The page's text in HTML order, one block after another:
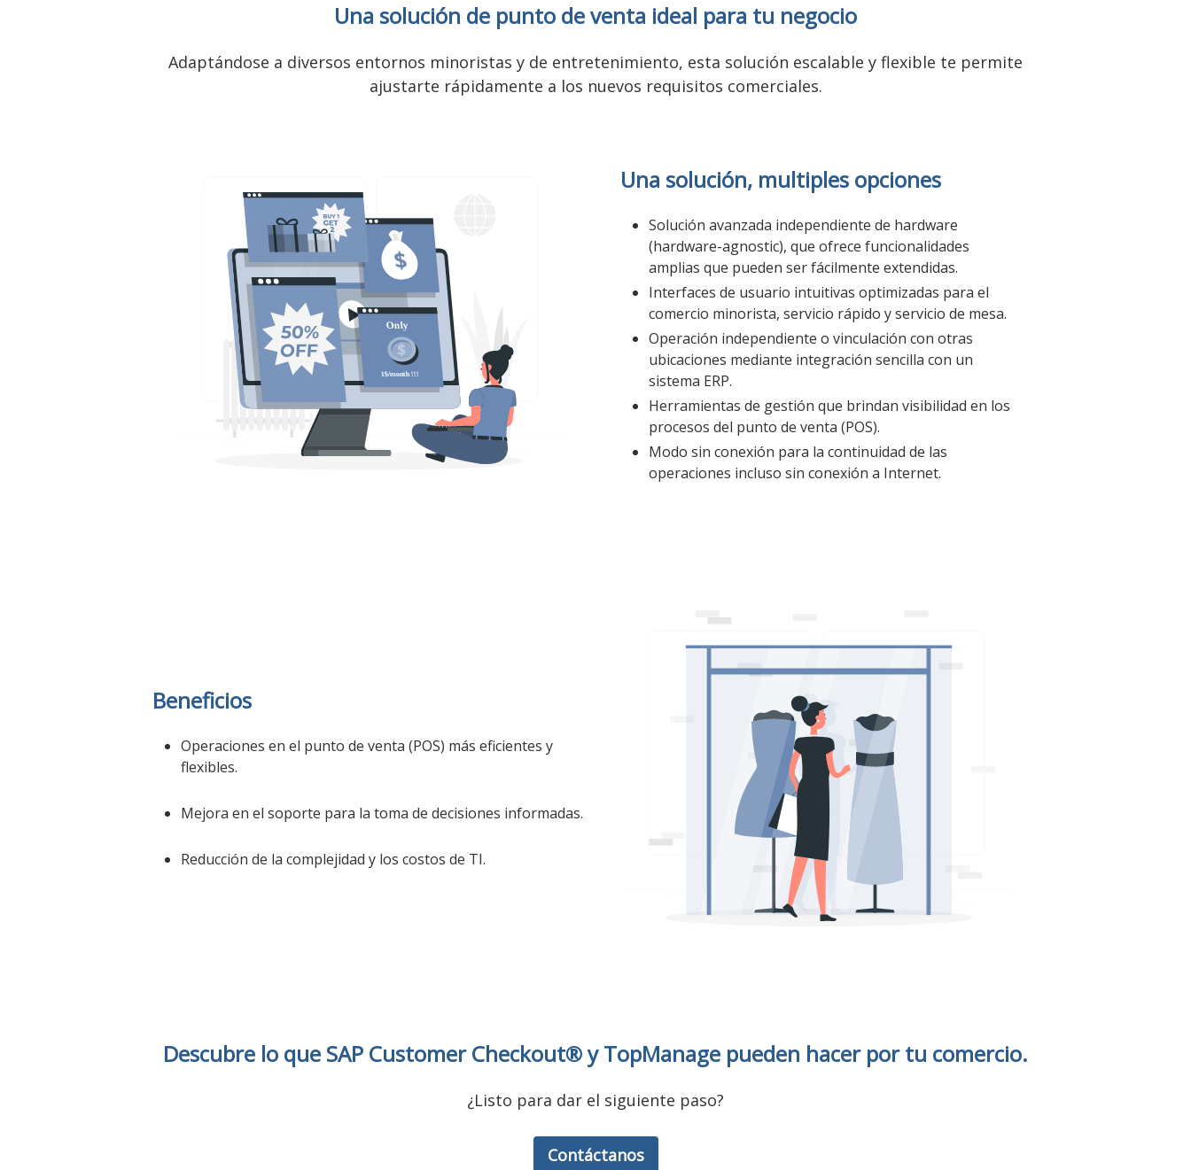
Una solución de punto de venta ideal para tu negocio
Adaptándose a diversos entornos minoristas y de entretenimiento, esta solución escalable y flexible te permite
ajustarte rápidamente a los nuevos requisitos comerciales.
Una solución, multiples opciones
Solución avanzada independiente de hardware
(hardware-agnostic), que ofrece funcionalidades
amplias que pueden ser fácilmente extendidas.
Interfaces de usuario intuitivas optimizadas para el
comercio minorista, servicio rápido y servicio de mesa.
Operación independiente o vinculación con otras
ubicaciones mediante integración sencilla con un
sistema ERP.
Herramientas de gestión que brindan visibilidad en los
procesos del punto de venta (POS).
Modo sin conexión para la continuidad de las
operaciones incluso sin conexión a Internet.
Beneficios
Operaciones en el punto de venta (POS) más eficientes y
flexibles.
Mejora en el soporte para la toma de decisiones informadas.
Reducción de la complejidad y los costos de TI.
Descubre lo que SAP Customer Checkout®y TopManage pueden hacer por tu comercio.
¿Listo para dar el siguiente paso?
Contáctanos